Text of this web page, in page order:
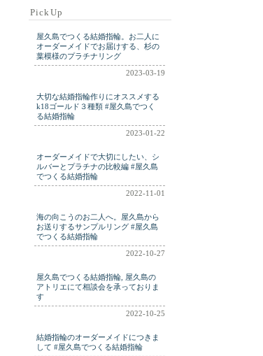
shell
silver
wdding
weddig
wedding
yakushima
PickUp
屋久島でつくる結婚指輪。お二人に
オーダーメイドでお届けする、杉の
葉模様のプラチナリング
2023-03-19
大切な結婚指輪作りにオススメする
k18ゴールド３種類 #屋久島でつく
る結婚指輪
2023-01-22
オーダーメイドで大切にしたい、シ
ルバーとプラチナの比較編 #屋久島
でつくる結婚指輪
2022-11-01
海の向こうのお二人へ。屋久島から
お送りするサンプルリング #屋久島
でつくる結婚指輪
2022-10-27
屋久島でつくる結婚指輪, 屋久島の
アトリエにて相談会を承っておりま
す
2022-10-25
結婚指輪のオーダーメイドにつきま
して #屋久島でつくる結婚指輪